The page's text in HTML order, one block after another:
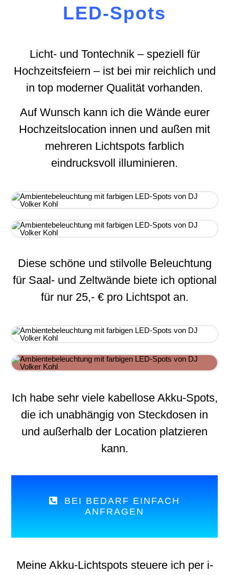
LED-Spots
Licht- und Tontechnik – speziell für
Hochzeitsfeiern – ist bei mir reichlich und
in top moderner Qualität vorhanden.
Auf Wunsch kann ich die Wände eurer
Hochzeitslocation innen und außen mit
mehreren Lichtspots farblich
eindrucksvoll illuminieren.
Diese schöne und stilvolle Beleuchtung
für Saal- und Zeltwände biete ich optional
für nur 25,- € pro Lichtspot an.
Ich habe sehr viele kabellose Akku-Spots,
die ich unabhängig von Steckdosen in
und außerhalb der Location platzieren
kann.
BEI BEDARF EINFACH
ANFRAGEN
Meine Akku-Lichtspots steuere ich per i-